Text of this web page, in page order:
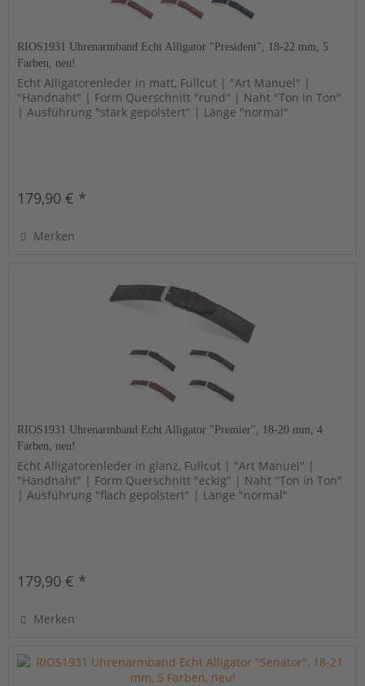
RIOS1931 Uhrenarmband Echt Alligator "President", 18-22 mm, 5
Farben, neu!
Echt Alligatorenleder in matt, Fullcut | "Art Manuel" |
"Handnaht" | Form Querschnitt "rund" | Naht "Ton in Ton"
| Ausführung "stark gepolstert" | Länge "normal"
179,90 € *
Merken
RIOS1931 Uhrenarmband Echt Alligator "Premier", 18-20 mm, 4
Farben, neu!
Echt Alligatorenleder in glanz, Fullcut | "Art Manuel" |
"Handnaht" | Form Querschnitt "eckig" | Naht "Ton in Ton"
| Ausführung "flach gepolstert" | Länge "normal"
179,90 € *
Merken